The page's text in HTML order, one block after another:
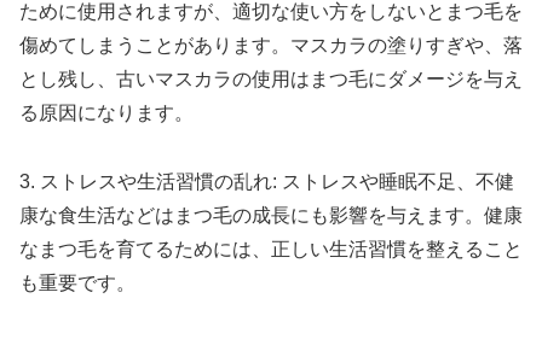
ために使用されますが、適切な使い方をしないとまつ毛を
傷めてしまうことがあります。マスカラの塗りすぎや、落
とし残し、古いマスカラの使用はまつ毛にダメージを与え
る原因になります。
3. ストレスや生活習慣の乱れ: ストレスや睡眠不足、不健
康な食生活などはまつ毛の成長にも影響を与えます。健康
なまつ毛を育てるためには、正しい生活習慣を整えること
も重要です。